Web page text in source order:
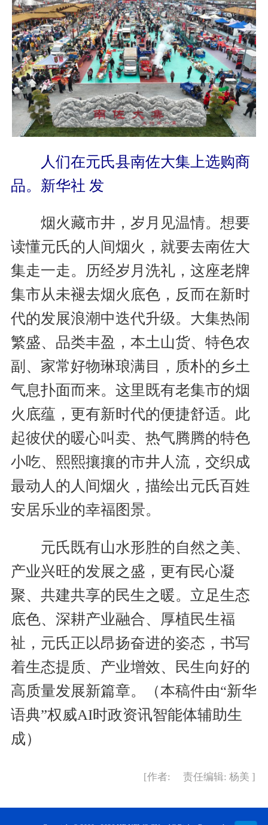
人们在元氏县南佐大集上选购商
品。新华社 发
烟火藏市井，岁月见温情。想要
读懂元氏的人间烟火，就要去南佐大
集走一走。历经岁月洗礼，这座老牌
集市从未褪去烟火底色，反而在新时
代的发展浪潮中迭代升级。大集热闹
繁盛、品类丰盈，本土山货、特色农
副、家常好物琳琅满目，质朴的乡土
气息扑面而来。这里既有老集市的烟
火底蕴，更有新时代的便捷舒适。此
起彼伏的暖心叫卖、热气腾腾的特色
小吃、熙熙攘攘的市井人流，交织成
最动人的人间烟火，描绘出元氏百姓
安居乐业的幸福图景。
元氏既有山水形胜的自然之美、
产业兴旺的发展之盛，更有民心凝
聚、共建共享的民生之暖。立足生态
底色、深耕产业融合、厚植民生福
祉，元氏正以昂扬奋进的姿态，书写
着生态提质、产业增效、民生向好的
高质量发展新篇章。（本稿件由“新华
语典”权威AI时政资讯智能体辅助生
成）
[作者: 责任编辑: 杨美 ]